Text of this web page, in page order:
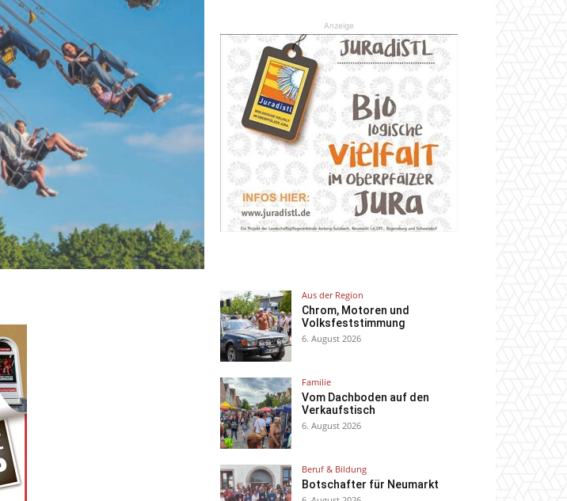
Anzeige
Aus der Region
Chrom, Motoren und
Volksfeststimmung
6. August 2026
Familie
Vom Dachboden auf den
Verkaufstisch
6. August 2026
Beruf & Bildung
Botschafter für Neumarkt